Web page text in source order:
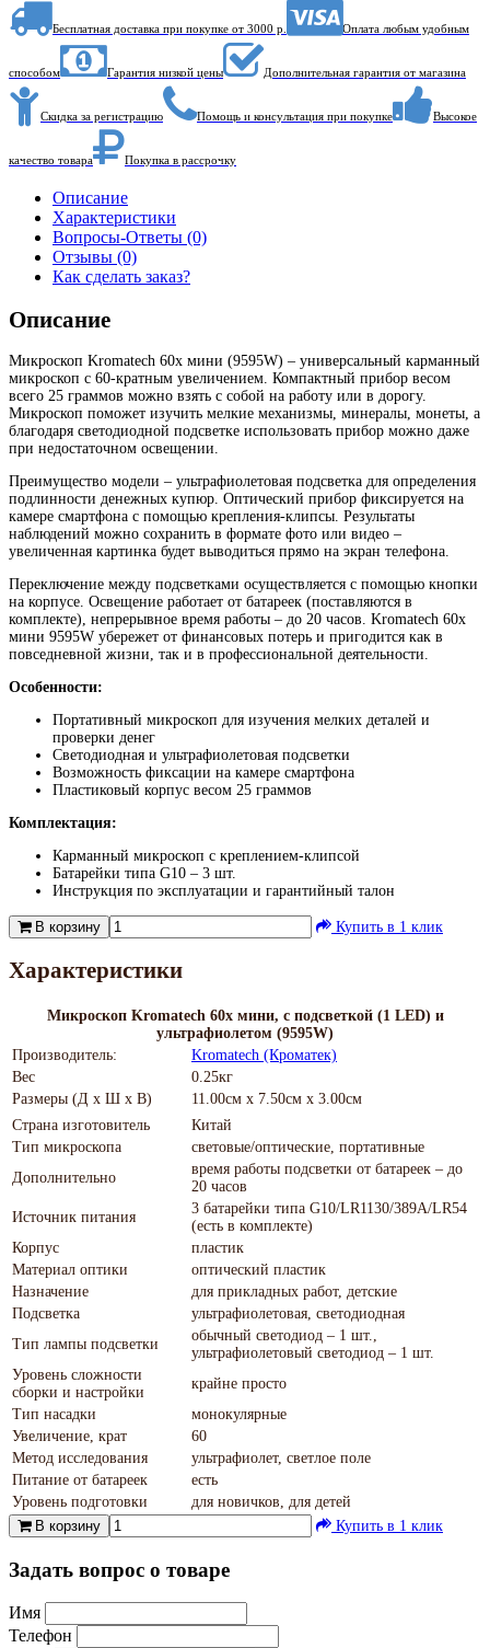
Бесплатная доставка при покупке от 3000 р. Оплата любым удобным
способом Гарантия низкой цены Дополнительная гарантия от магазина
Скидка за регистрацию Помощь и консультация при покупке Высокое
качество товара Покупка в рассрочку
Описание
Характеристики
Вопросы-Ответы (0)
Отзывы (0)
Как сделать заказ?
Описание
Микроскоп Kromatech 60x мини (9595W) – универсальный карманный
микроскоп с 60-кратным увеличением. Компактный прибор весом
всего 25 граммов можно взять с собой на работу или в дорогу.
Микроскоп поможет изучить мелкие механизмы, минералы, монеты, а
благодаря светодиодной подсветке использовать прибор можно даже
при недостаточном освещении.
Преимущество модели – ультрафиолетовая подсветка для определения
подлинности денежных купюр. Оптический прибор фиксируется на
камере смартфона с помощью крепления-клипсы. Результаты
наблюдений можно сохранить в формате фото или видео –
увеличенная картинка будет выводиться прямо на экран телефона.
Переключение между подсветками осуществляется с помощью кнопки
на корпусе. Освещение работает от батареек (поставляются в
комплекте), непрерывное время работы – до 20 часов. Kromatech 60x
мини 9595W убережет от финансовых потерь и пригодится как в
повседневной жизни, так и в профессиональной деятельности.
Особенности:
Портативный микроскоп для изучения мелких деталей и
проверки денег
Светодиодная и ультрафиолетовая подсветки
Возможность фиксации на камере смартфона
Пластиковый корпус весом 25 граммов
Комплектация:
Карманный микроскоп с креплением-клипсой
Батарейки типа G10 – 3 шт.
Инструкция по эксплуатации и гарантийный талон
В корзину Купить в 1 клик
Характеристики
Микроскоп Kromatech 60x мини, с подсветкой (1 LED) и
ультрафиолетом (9595W)
Производитель:
Kromatech (Кроматек)
Вес
0.25кг
Размеры (Д х Ш х В)
11.00см x 7.50см x 3.00см
Страна изготовитель
Китай
Тип микроскопа
световые/оптические, портативные
Дополнительно
время работы подсветки от батареек – до
20 часов
Источник питания
3 батарейки типа G10/LR1130/389A/LR54
(есть в комплекте)
Корпус
пластик
Материал оптики
оптический пластик
Назначение
для прикладных работ, детские
Подсветка
ультрафиолетовая, светодиодная
Тип лампы подсветки
обычный светодиод – 1 шт.,
ультрафиолетовый светодиод – 1 шт.
Уровень сложности
сборки и настройки
крайне просто
Тип насадки
монокулярные
Увеличение, крат
60
Метод исследования
ультрафиолет, светлое поле
Питание от батареек
есть
Уровень подготовки
для новичков, для детей
В корзину
Купить в 1 клик
Задать вопрос о товаре
Имя
Телефон